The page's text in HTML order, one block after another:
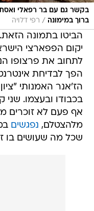
בקשר גם עם בר רפאלי ואסתי
ברוך במימונה / רפי דלויה
הביטו בתמונה
יקום הפפארצי
לתחוב את פרצופו
הפך לבדיחת
בכבודו ובעצמו. שני
אף פעם לא זוכרים
מלהצטלם, נפגשים
שכל מה שעושים בו